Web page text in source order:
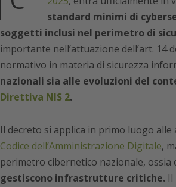
standard minimi di
soggetti inclusi nel perimetro di
importante nell’attuazione dell’art. 14
normativo in materia di sicurezza
nazionali sia alle evoluzioni del
Direttiva NIS 2.
Il decreto si applica in primo luogo
Codice dell’Amministrazione Digitale,
perimetro cibernetico nazionale, ossia
gestiscono infrastrutture critiche.Il